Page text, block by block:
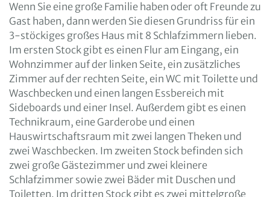
Wenn Sie eine große Familie haben oder oft Freunde zu
Gast haben, dann werden Sie diesen Grundriss für ein
3-stöckiges großes Haus mit 8 Schlafzimmern lieben.
Im ersten Stock gibt es einen Flur am Eingang, ein
Wohnzimmer auf der linken Seite, ein zusätzliches
Zimmer auf der rechten Seite, ein WC mit Toilette und
Waschbecken und einen langen Essbereich mit
Sideboards und einer Insel. Außerdem gibt es einen
Technikraum, eine Garderobe und einen
Hauswirtschaftsraum mit zwei langen Theken und
zwei Waschbecken. Im zweiten Stock befinden sich
zwei große Gästezimmer und zwei kleinere
Schlafzimmer sowie zwei Bäder mit Duschen und
Toiletten. Im dritten Stock gibt es zwei mittelgroße